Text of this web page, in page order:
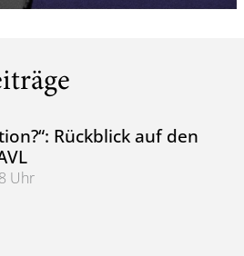
Rückblick auf den
Uhr
Rückblick auf den Studientag der